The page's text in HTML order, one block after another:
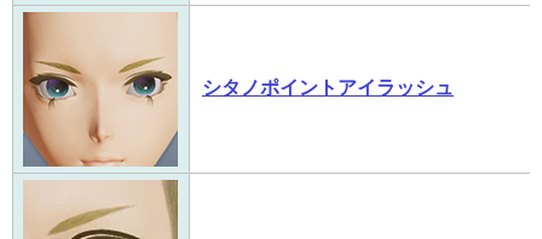
シタノポイントアイラッシュ